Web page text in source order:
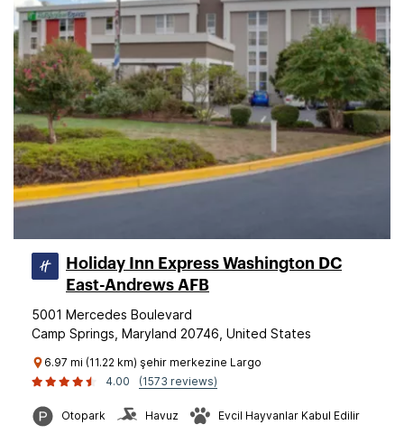
Holiday Inn Express Washington DC
East-Andrews AFB
5001 Mercedes Boulevard
Camp Springs, Maryland 20746, United States
6.97 mi (11.22 km) şehir merkezine Largo
4.00
(1573 reviews)
Otopark Havuz Evcil Hayvanlar Kabul Edilir